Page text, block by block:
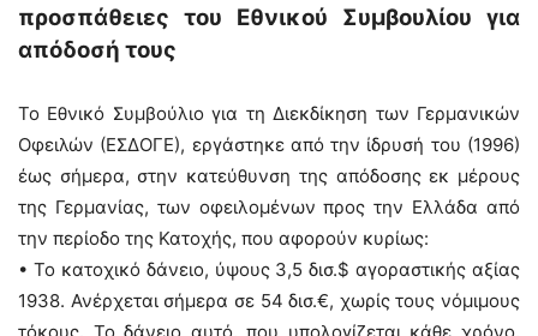
προσπάθειες του Εθνικού Συμβουλίου για
απόδοσή τους
Το Εθνικό Συμβούλιο για τη Διεκδίκηση των Γερμανικών
Οφειλών (ΕΣΔΟΓΕ), εργάστηκε από την ίδρυσή του (1996)
έως σήμερα, στην κατεύθυνση της απόδοσης εκ μέρους
της Γερμανίας, των οφειλομένων προς την Ελλάδα από
την περίοδο της Κατοχής, που αφορούν κυρίως:
• Το κατοχικό δάνειο, ύψους 3,5 δισ.$ αγοραστικής αξίας
1938. Ανέρχεται σήμερα σε 54 δισ.€, χωρίς τους νόμιμους